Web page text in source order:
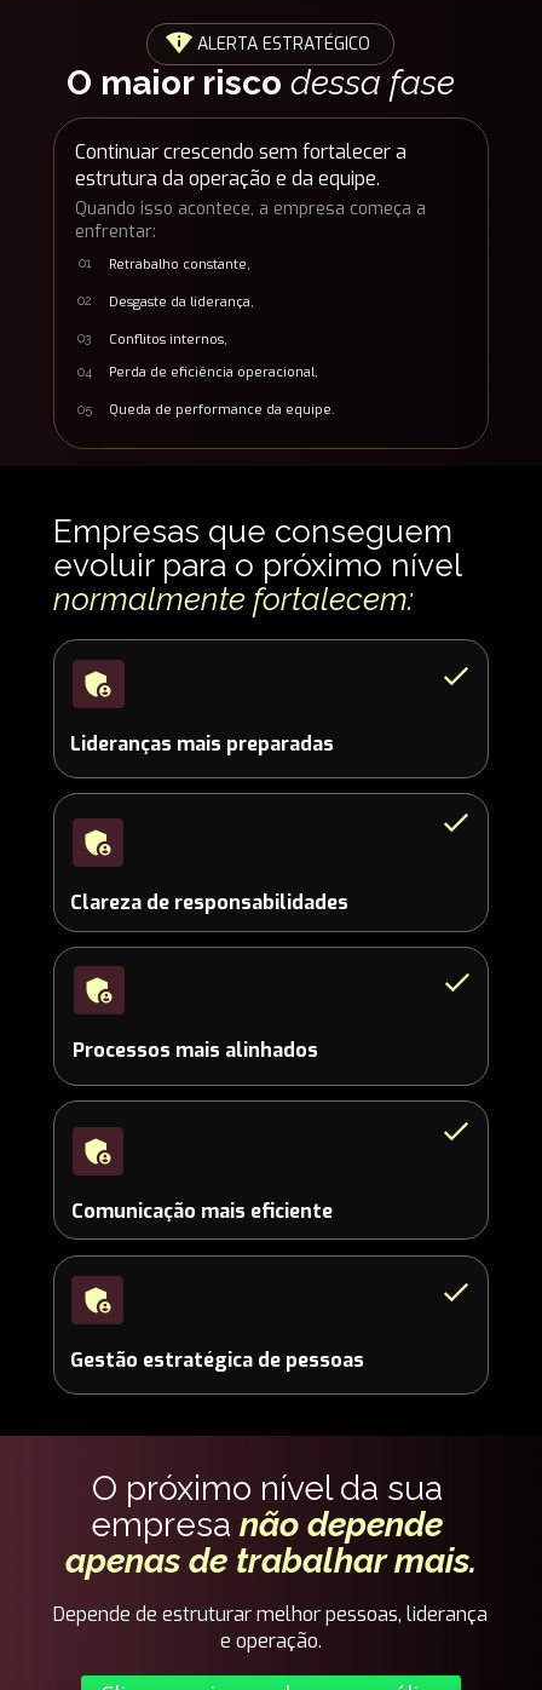
Continuar crescendo sem fortalecer a
estrutura da operação e da equipe.
ALERTA ESTRATÉGICO
O maior risco dessa fase
Quando isso acontece, a empresa começa a
enfrentar:
Retrabalho constante,
01
Desgaste da liderança,
02
Conflitos internos,
03
Perda de eficiência operacional,
04
Queda de performance da equipe.
05
Empresas que conseguem
evoluir para o próximo nível
normalmente fortalecem:
Lideranças mais preparadas
Clareza de responsabilidades
Processos mais alinhados
Comunicação mais eficiente
Gestão estratégica de pessoas
O próximo nível da sua
empresa não depende
apenas de trabalhar mais.
Depende de estruturar melhor pessoas, liderança
e operação.